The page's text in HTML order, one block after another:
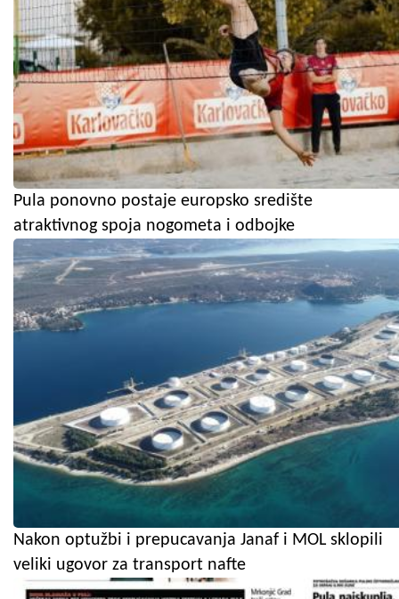
Pula ponovno postaje europsko središte
atraktivnog spoja nogometa i odbojke
Nakon optužbi i prepucavanja Janaf i MOL sklopili
veliki ugovor za transport nafte